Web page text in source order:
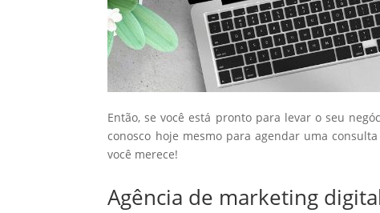
Então, se você está pronto para levar o seu
conosco hoje mesmo para agendar uma
você merece!
Agência de marketing